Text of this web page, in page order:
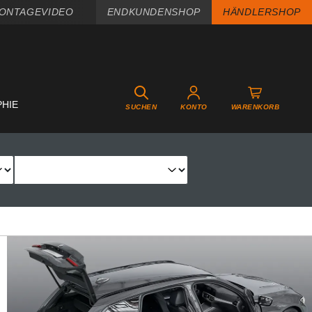
ENDKUNDENSHOP HÄNDLERSHOP
SUCHEN KONTO WARENKORB